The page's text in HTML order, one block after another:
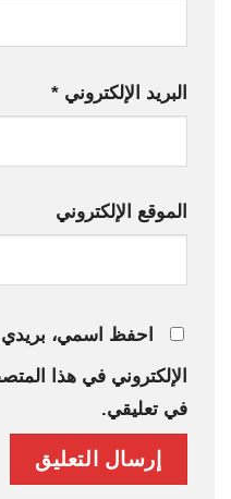
البريد الإلكتروني *
الموقع الإلكتروني
احفظ اسمي، بريدي
الإلكتروني في هذا
في تعليقي.